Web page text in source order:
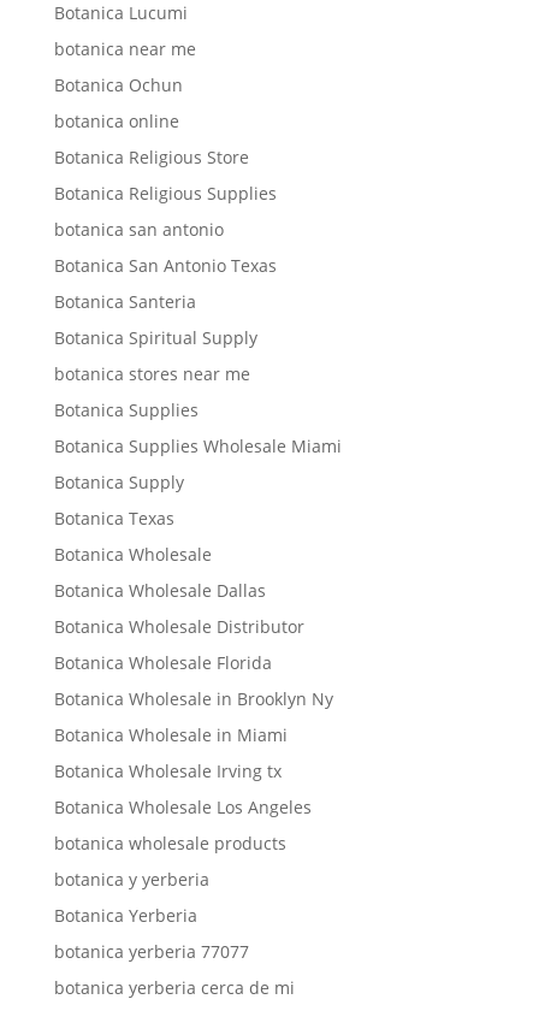
Botanica Lucumi
botanica near me
Botanica Ochun
botanica online
Botanica Religious Store
Botanica Religious Supplies
botanica san antonio
Botanica San Antonio Texas
Botanica Santeria
Botanica Spiritual Supply
botanica stores near me
Botanica Supplies
Botanica Supplies Wholesale Miami
Botanica Supply
Botanica Texas
Botanica Wholesale
Botanica Wholesale Dallas
Botanica Wholesale Distributor
Botanica Wholesale Florida
Botanica Wholesale in Brooklyn Ny
Botanica Wholesale in Miami
Botanica Wholesale Irving tx
Botanica Wholesale Los Angeles
botanica wholesale products
botanica y yerberia
Botanica Yerberia
botanica yerberia 77077
botanica yerberia cerca de mi